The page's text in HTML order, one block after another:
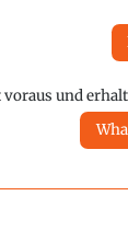
und